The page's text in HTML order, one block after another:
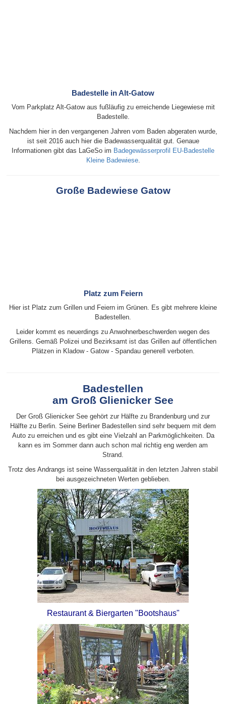
Badestelle in Alt-Gatow
Vom Parkplatz Alt-Gatow aus fußläufig zu erreichende Liegewiese mit
Badestelle.
Nachdem hier in den vergangenen Jahren vom Baden abgeraten wurde,
ist seit 2016 auch hier die Badewasserqualität gut. Genaue
Informationen gibt das LaGeSo im Badegewässerprofil EU-Badestelle
Kleine Badewiese.
Große Badewiese Gatow
Platz zum Feiern
Hier ist Platz zum Grillen und Feiern im Grünen. Es gibt mehrere kleine
Badestellen.
Leider kommt es neuerdings zu Anwohnerbeschwerden wegen des
Grillens. Gemäß Polizei und Bezirksamt ist das Grillen auf öffentlichen
Plätzen in Kladow - Gatow - Spandau generell verboten.
Badestellen
am Groß Glienicker See
Der Groß Glienicker See gehört zur Hälfte zu Brandenburg und zur
Hälfte zu Berlin. Seine Berliner Badestellen sind sehr bequem mit dem
Auto zu erreichen und es gibt eine Vielzahl an Parkmöglichkeiten. Da
kann es im Sommer dann auch schon mal richtig eng werden am
Strand.
Trotz des Andrangs ist seine Wasserqualität in den letzten Jahren stabil
bei ausgezeichneten Werten geblieben.
Restaurant & Biergarten "Bootshaus"